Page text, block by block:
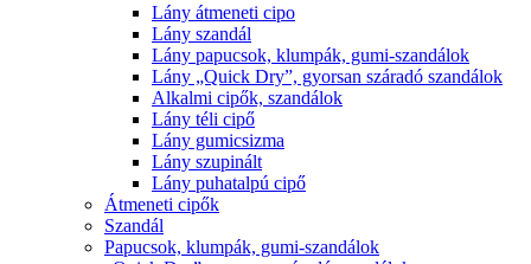
Lány átmeneti cipo
Lány szandál
Lány papucsok, klumpák, gumi-szandálok
Lány „Quick Dry”, gyorsan száradó szandálok
Alkalmi cipők, szandálok
Lány téli cipő
Lány gumicsizma
Lány szupinált
Lány puhatalpú cipő
Átmeneti cipők
Szandál
Papucsok, klumpák, gumi-szandálok